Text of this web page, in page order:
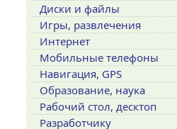
Диски и файлы
Игры, развлечения
Интернет
Мобильные телефоны
Навигация, GPS
Образование, наука
Рабочий стол, десктоп
Разработчику